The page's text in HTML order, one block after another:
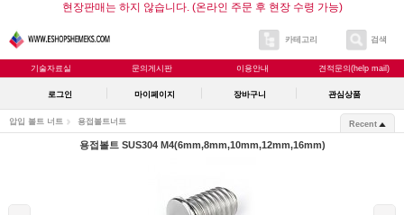
현장판매는 하지 않습니다. (온라인 주문 후 현장 수령 가능)
카테고리 검색
기술자료실 문의게시판 이용안내 견적문의(help mail)
로그인 마이페이지 장바구니 관심상품
압입 볼트 너트 용접볼트너트 Recent
용접볼트 SUS304 M4(6mm,8mm,10mm,12mm,16mm)